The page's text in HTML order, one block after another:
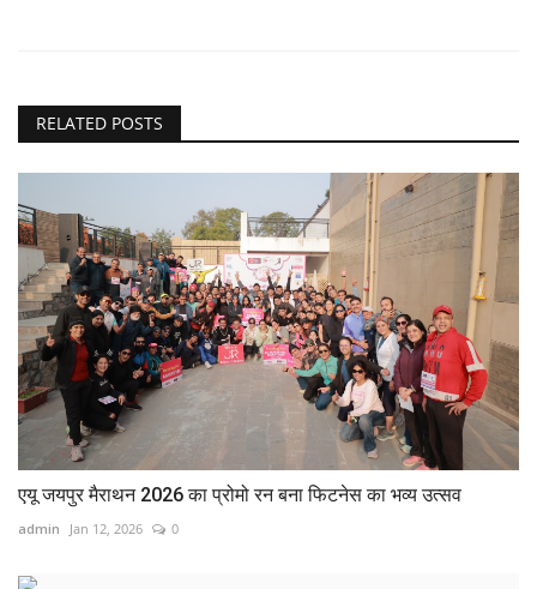
RELATED POSTS
एयू जयपुर मैराथन 2026 का प्रोमो रन बना फिटनेस का भव्य उत्सव
admin Jan 12, 2026 0